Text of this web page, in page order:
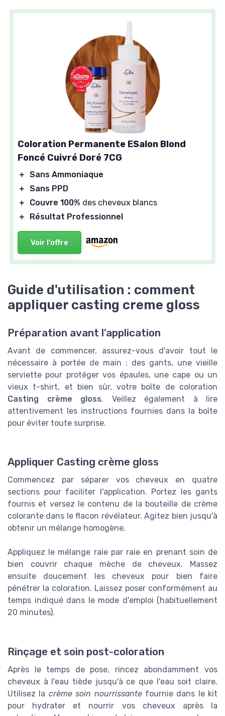
Coloration Permanente ESalon Blond
Foncé Cuivré Doré 7CG
＋ Sans Ammoniaque
＋ Sans PPD
＋
Couvre 100% des cheveux blancs
＋
Résultat Professionnel
Voir l'offre
Guide d'utilisation : comment
appliquer casting creme gloss
Préparation avant l'application
Avant de commencer, assurez-vous d'avoir tout le
nécessaire à portée de main : des gants, une vieille
serviette pour protéger vos épaules, une cape ou un
vieux t-shirt, et bien sûr, votre boîte de coloration
Casting crème gloss. Veillez également à lire
attentivement les instructions fournies dans la boîte
pour éviter toute surprise.
Appliquer Casting crème gloss
Commencez par séparer vos cheveux en quatre
sections pour faciliter l'application. Portez les gants
fournis et versez le contenu de la bouteille de crème
colorante dans le flacon révélateur. Agitez bien jusqu'à
obtenir un mélange homogène.
Appliquez le mélange raie par raie en prenant soin de
bien couvrir chaque mèche de cheveux. Massez
ensuite doucement les cheveux pour bien faire
pénétrer la coloration. Laissez poser conformément au
temps indiqué dans le mode d'emploi (habituellement
20 minutes).
Rinçage et soin post-coloration
Après le temps de pose, rincez abondamment vos
cheveux à l'eau tiède jusqu'à ce que l'eau soit claire.
Utilisez la crème soin nourrissantefournie dans le kit
pour hydrater et nourrir vos cheveux après la